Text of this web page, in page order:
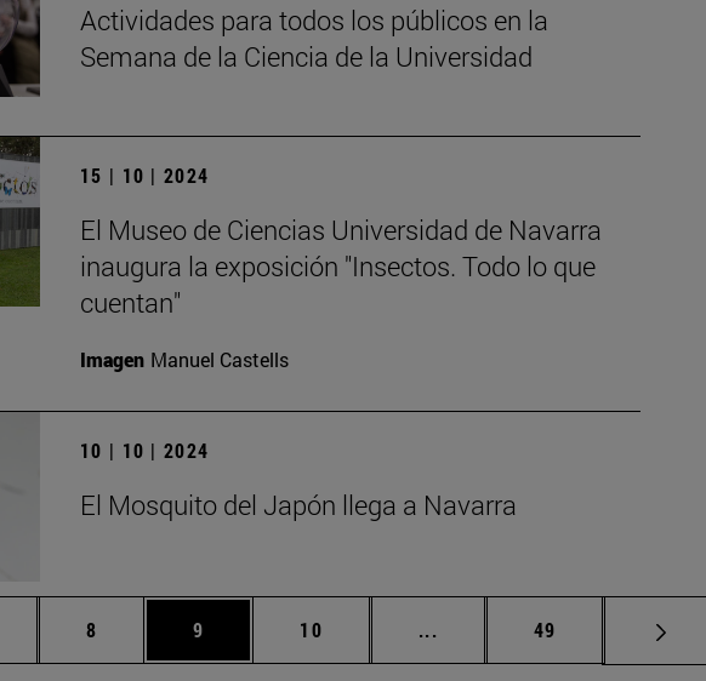
Actividades para todos los públicos en la
Semana de la Ciencia de la Universidad
15 | 10 | 2024
El Museo de Ciencias Universidad de Navarra
inaugura la exposición "Insectos. Todo lo que
cuentan"
Imagen Manuel Castells
10 | 10 | 2024
El Mosquito del Japón llega a Navarra
Páginas intermedias Use TAB para desplazarse.
Página
8 Página
9 Página
10 ... Páginas intermedias Use
Página
49